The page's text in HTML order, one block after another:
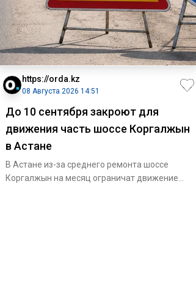
https://orda.kz
08 Августа 2026 14:51
До 10 сентября закроют для
движения часть шоссе Коргалжын
в Астане
В Астане из-за среднего ремонта шоссе
Коргалжын на месяц ограничат движение